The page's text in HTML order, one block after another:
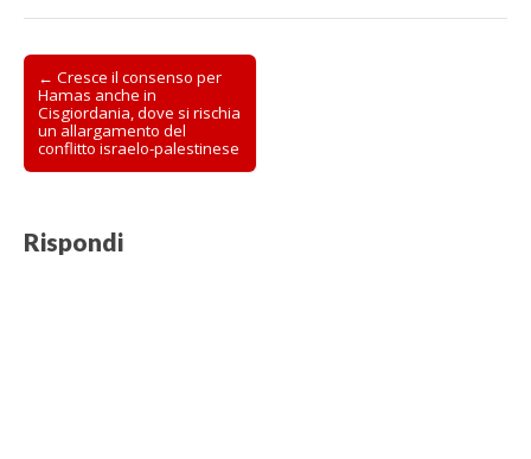
Post
navigation
← Cresce il consenso per
Hamas anche in
Cisgiordania, dove si rischia
un allargamento del
conflitto israelo-palestinese
Rispondi